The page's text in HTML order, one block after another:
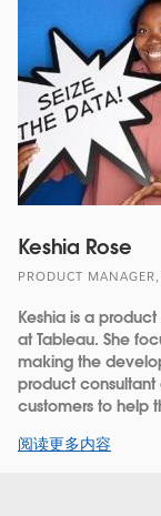
Keshia Rose
PRODUCT
Keshia is a
at Tableau. She
making the
product consultant
customers to help
阅读更多内容